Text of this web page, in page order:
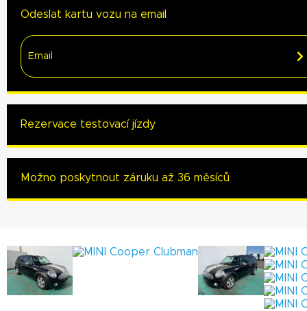
Odeslat kartu vozu na email
Rezervace testovací jízdy
Možno poskytnout záruku až 36 měsíců